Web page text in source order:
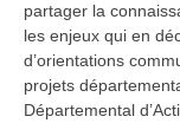
partager la
les enjeux qui en
d’orientations
projets
Départemental